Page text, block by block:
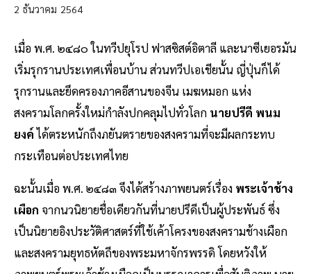
2 ธันวาคม 2564
เมื่อ พ.ศ. ๒๔๘๐ ในทวีปยุโรป ฟาสซิสต์อิตาลี และนาซีเยอรมัน
เริ่มรุกรานประเทศเพื่อนบ้าน ส่วนทวีปเอเชียนั้น ญี่ปุ่นก็ได้
รุกรานและยึดครองภาคอีสานของจีน เมฆหมอก แห่ง
สงครามโลกครั้งใหม่กำลังปกคลุมไปทั่วโลก นายปรีดี พนม
ยงค์ได้ตระหนักถึงภยันตรายของสงครามที่จะมีผลกระทบ
กระเทือนต่อประเทศไทย
ฉะนั้นเมื่อ พ.ศ. ๒๔๘๓ จึงได้สร้างภาพยนตร์เรื่อง พระเจ้าช้าง
เผือก จากนวนิยายชื่อเดียวกันที่นายปรีดีเป็นผู้ประพันธ์ ซึ่ง
เป็นนิยายอิงประวัติศาสตร์ที่ใช้เค้าโครงของสงครามช้างเผือก
และสงครามยุทธหัตถีของพระมหาจักรพรรดิ โดยหวังให้